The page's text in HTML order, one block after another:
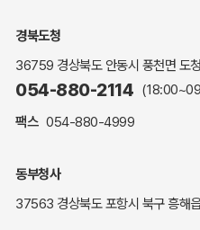
해명·설명자료
자주하는 질문
복지신문고
세입세출예산서
경북도청
36759 경상북도 안동시 풍천면 도
054-880-2114
팩스 054-880-4999
동부청사
37563 경상북도 포항시 북구 흥해